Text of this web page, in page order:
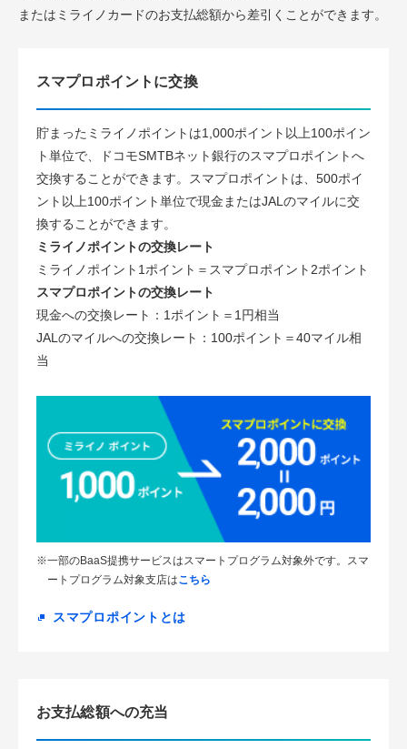
またはミライノカードのお支払総額から差引くことができます。
スマプロポイントに交換
貯まったミライノポイントは1,000ポイント以上100ポイン
ト単位で、ドコモSMTBネット銀行のスマプロポイントへ
交換することができます。スマプロポイントは、500ポイ
ント以上100ポイント単位で現金またはJALのマイルに交
換することができます。
ミライノポイントの交換レート
ミライノポイント1ポイント＝スマプロポイント2ポイント
スマプロポイントの交換レート
現金への交換レート：1ポイント＝1円相当
JALのマイルへの交換レート：100ポイント＝40マイル相
当
※一部のBaaS提携サービスはスマートプログラム対象外です。スマ
ートプログラム対象支店はこちら
スマプロポイントとは
お支払総額への充当